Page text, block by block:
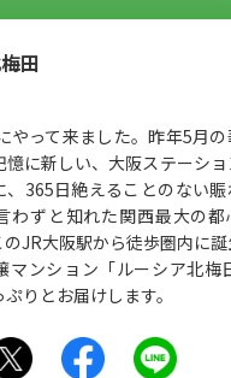
田
やって来ました。昨年5月の
憶に新しい、大阪ステーショ
、365日絶えることのない賑
わずと知れた関西最大の都
JR大阪駅から徒歩圏内に誕
マンション「ルーシア北梅
りとお届けします。